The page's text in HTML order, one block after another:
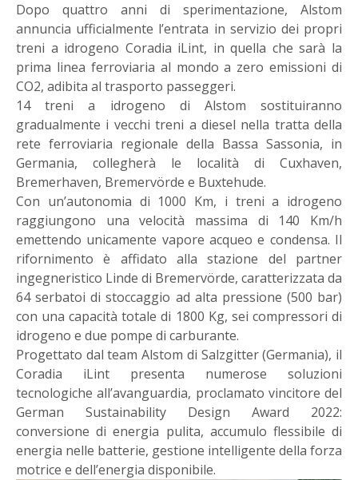
Dopo quattro anni di sperimentazione, Alstom
annuncia ufficialmente l’entrata in servizio dei propri
treni a idrogeno Coradia iLint, in quella che sarà la
prima linea ferroviaria al mondo a zero emissioni di
CO2, adibita al trasporto passeggeri.
14 treni a idrogeno di Alstom sostituiranno
gradualmente i vecchi treni a diesel nella tratta della
rete ferroviaria regionale della Bassa Sassonia, in
Germania, collegherà le località di Cuxhaven,
Bremerhaven, Bremervörde e Buxtehude.
Con un’autonomia di 1000 Km, i treni a idrogeno
raggiungono una velocità massima di 140 Km/h
emettendo unicamente vapore acqueo e condensa. Il
rifornimento è affidato alla stazione del partner
ingegneristico Linde di Bremervörde, caratterizzata da
64 serbatoi di stoccaggio ad alta pressione (500 bar)
con una capacità totale di 1800 Kg, sei compressori di
idrogeno e due pompe di carburante.
Progettato dal team Alstom di Salzgitter (Germania), il
Coradia iLint presenta numerose soluzioni
tecnologiche all’avanguardia, proclamato vincitore del
German Sustainability Design Award 2022:
conversione di energia pulita, accumulo flessibile di
energia nelle batterie, gestione intelligente della forza
motrice e dell’energia disponibile.